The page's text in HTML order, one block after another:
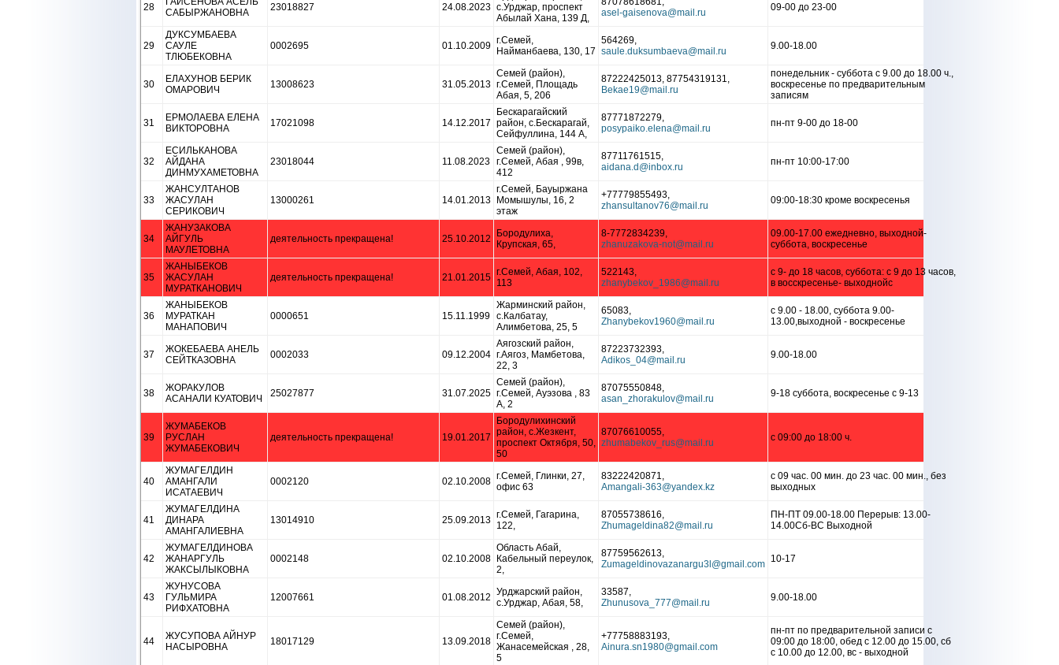
28
САБЫРЖАНОВНА
23018827 24.08.2023 с.Урджар, проспект
Абылай Хана, 139 Д,
09-00 до 23-00
29
ДУКСУМБАЕВА
САУЛЕ
ТЛЮБЕКОВНА
0002695 01.10.2009 г.Семей,
Найманбаева, 130, 17
564269, 9.00-18.00
30
ЕЛАХУНОВ БЕРИК
ОМАРОВИЧ
13008623 31.05.2013
Семей (район),
г.Семей, Площадь
Абая, 5, 206
87222425013, 87754319131,
понедельник - суббота с 9.00 до 18.00 ч.,
воскресенье по предварительным
записям
31
ЕРМОЛАЕВА ЕЛЕНА
ВИКТОРОВНА
17021098 14.12.2017
Бескарагайский
район, с.Бескарагай,
Сейфуллина, 144 А,
87771872279, пн-пт 9-00 до 18-00
32
ЕСИЛЬКАНОВА
АЙДАНА
ДИНМУХАМЕТОВНА
23018044 11.08.2023
Семей (район),
г.Семей, Абая , 99в,
412
87711761515, пн-пт 10:00-17:00
33
ЖАНСУЛТАНОВ
ЖАСУЛАН
СЕРИКОВИЧ
13000261 14.01.2013
г.Семей, Бауыржана
Момышулы, 16, 2
этаж
+77779855493, 09:00-18:30 кроме воскресенья
34
ЖАНУЗАКОВА
АЙГУЛЬ
МАУЛЕТОВНА
деятельность прекращена! 25.10.2012
Бородулиха,
Крупская, 65,
8-7772834239,
09.00-17.00 ежедневно, выходной-
суббота, воскресенье
35
ЖАНЫБЕКОВ
ЖАСУЛАН
МУРАТКАНОВИЧ
деятельность прекращена! 21.01.2015 г.Семей, Абая, 102,
113
522143,
c 9- до 18 часов, суббота: с 9 до 13 часов,
в восскресенье- выходнойс
36
ЖАНЫБЕКОВ
МУРАТКАН
МАНАПОВИЧ
0000651 15.11.1999
Жарминский район,
с.Калбатау,
Алимбетова, 25, 5
65083,
с 9.00 - 18.00, суббота 9.00-
13.00,выходной - воскресенье
37
ЖОКЕБАЕВА АНЕЛЬ
СЕЙТКАЗОВНА
0002033 09.12.2004
Аягозский район,
г.Аягоз, Мамбетова,
22, 3
87223732393, 9.00-18.00
38
ЖОРАКУЛОВ
АСАНАЛИ КУАТОВИЧ
25027877 31.07.2025
Семей (район),
г.Семей, Ауэзова , 83
А, 2
87075550848, 9-18 суббота, воскресенье с 9-13
39
ЖУМАБЕКОВ
РУСЛАН
ЖУМАБЕКОВИЧ
деятельность прекращена! 19.01.2017
Бородулихинский
район, с.Жезкент,
проспект Октября, 50,
50
87076610055, с 09:00 до 18:00 ч.
40
ЖУМАГЕЛДИН
АМАНГАЛИ
ИСАТАЕВИЧ
0002120 02.10.2008 г.Семей, Глинки, 27,
офис 63
83222420871,
с 09 час. 00 мин. до 23 час. 00 мин., без
выходных
41
ЖУМАГЕЛДИНА
ДИНАРА
АМАНГАЛИЕВНА
13014910 25.09.2013 г.Семей, Гагарина,
122,
87055738616,
ПН-ПТ 09.00-18.00 Перерыв: 13.00-
14.00Сб-ВС Выходной
42
ЖУМАГЕЛДИНОВА
ЖАНАРГУЛЬ
ЖАКСЫЛЫКОВНА
0002148 02.10.2008
Область Абай,
Кабельный переулок,
2,
87759562613, 10-17
43
ЖУНУСОВА
ГУЛЬМИРА
РИФХАТОВНА
12007661 01.08.2012 Урджарский район,
с.Урджар, Абая, 58,
33587, 9.00-18.00
44
ЖУСУПОВА АЙНУР
НАСЫРОВНА
18017129 13.09.2018
Семей (район),
г.Семей,
Жанасемейская , 28,
5
+77758883193,
пн-пт по предварительной записи с
09:00 до 18:00, обед с 12.00 до 15.00, сб
с 10.00 до 12.00, вс - выходной